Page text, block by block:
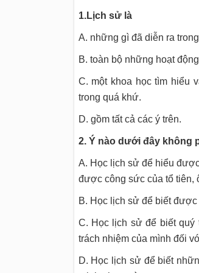
1.Lịch sử là
A. những gì đã diễn ra
B. toàn bộ những hoạt
C. một khoa học tìm hiểu
trong quá khứ.
D. gồm tất cả các ý trên.
2. Ý nào dưới đây không
A. Học lịch sử để hiểu
được công sức của tổ tiên,
B. Học lịch sử để biết
C. Học lịch sử để biết
trách nhiệm của mình đối
D. Học lịch sử để biết